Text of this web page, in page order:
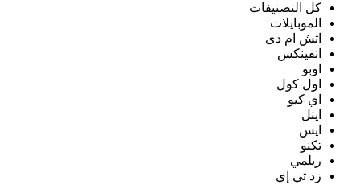
كل التصنيفات
الموبايلات
اتش ام دى
انفينكس
اوبو
اول كول
اي كيو
ايتل
ايس
تكنو
ريلمي
زد تي إي